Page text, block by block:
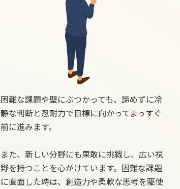
困難な課題や壁にぶつかっても、諦めずに冷
静な判断と忍耐力で目標に向かってまっすぐ
前に進みます。
また、新しい分野にも果敢に挑戦し、広い視
野を持つことを心がけています。困難な課題
に直面した時は、創造力や柔軟な思考を駆使